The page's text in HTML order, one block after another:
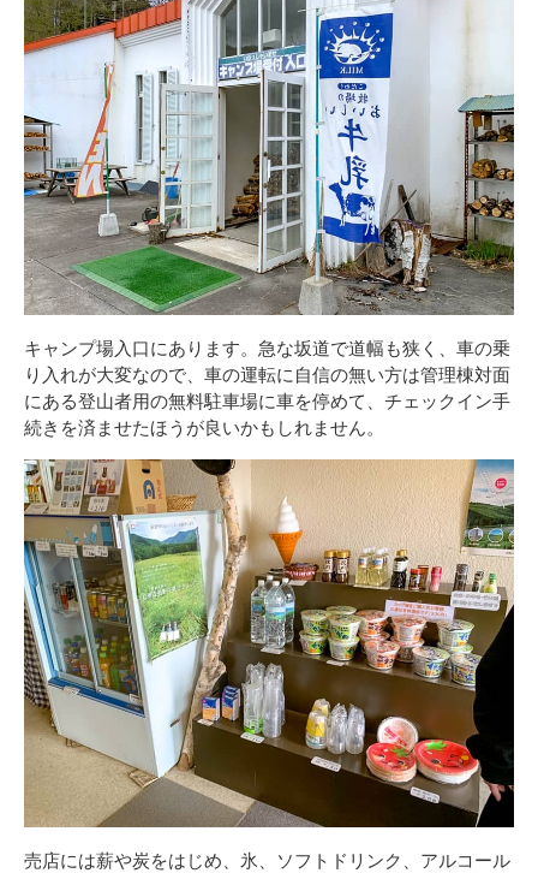
キャンプ場入口にあります。急な坂道で道幅も狭く、車の乗
り入れが大変なので、車の運転に自信の無い方は管理棟対面
にある登山者用の無料駐車場に車を停めて、チェックイン手
続きを済ませたほうが良いかもしれません。
売店には薪や炭をはじめ、氷、ソフトドリンク、アルコール